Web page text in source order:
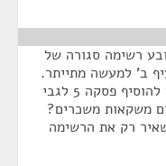
רשימה סגורה של
ב' למעשה מתייתר.
שוב, להחלטתם של חברי הוועדה האם להוסיף פסקה 5 לגבי
משקאות משכרים?
רק את הרשימה